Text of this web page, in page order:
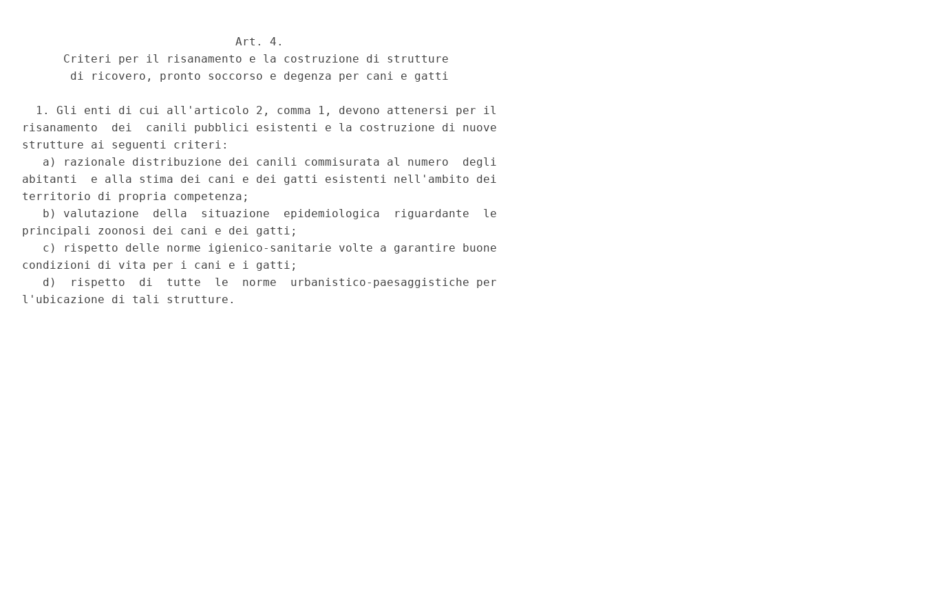
                               Art. 4.
      Criteri per il risanamento e la costruzione di strutture
       di ricovero, pronto soccorso e degenza per cani e gatti
  1. Gli enti di cui all'articolo 2, comma 1, devono attenersi per il
risanamento  dei  canili pubblici esistenti e la costruzione di nuove
strutture ai seguenti criteri:
   a) razionale distribuzione dei canili commisurata al numero  degli
abitanti  e alla stima dei cani e dei gatti esistenti nell'ambito dei
territorio di propria competenza;
   b) valutazione  della  situazione  epidemiologica  riguardante  le
principali zoonosi dei cani e dei gatti;
   c) rispetto delle norme igienico-sanitarie volte a garantire buone
condizioni di vita per i cani e i gatti;
   d)  rispetto  di  tutte  le  norme  urbanistico-paesaggistiche per